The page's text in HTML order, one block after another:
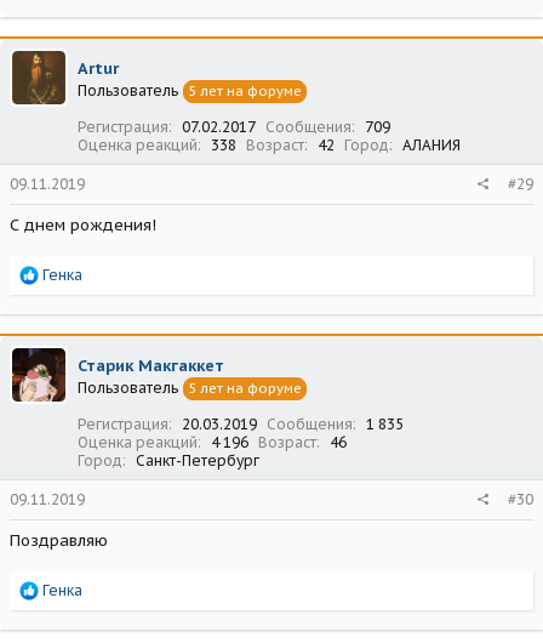
а
к
ц
и
и
Artur
Пользователь 5 лет на форуме
Регистрация 07.02.2017 Сообщения
709
Оценка реакций
338 Возраст 42 Город АЛАНИЯ
09.11.2019 #29
С днем рождения!
Р
а
к
ц
и
и
Генка
Старик Макгаккет
Пользователь 5 лет на форуме
Регистрация 20.03.2019 Сообщения
1 835
Оценка реакций
4 196 Возраст
46
Город
Санкт-Петербург
09.11.2019 #30
Поздравляю
Р
а
Генка